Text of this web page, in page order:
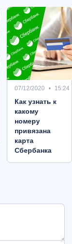
07/12/2020 15:24
Как узнать к
какому
номеру
привязана
карта
Сбербанка